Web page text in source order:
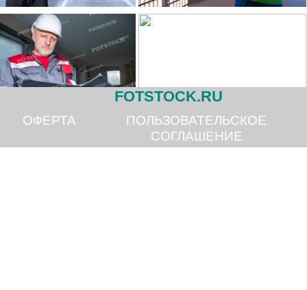
FOTSTOCK.RU
ОФЕРТА
ПОЛЬЗОВАТЕЛЬСКОЕ
СОГЛАШЕНИЕ